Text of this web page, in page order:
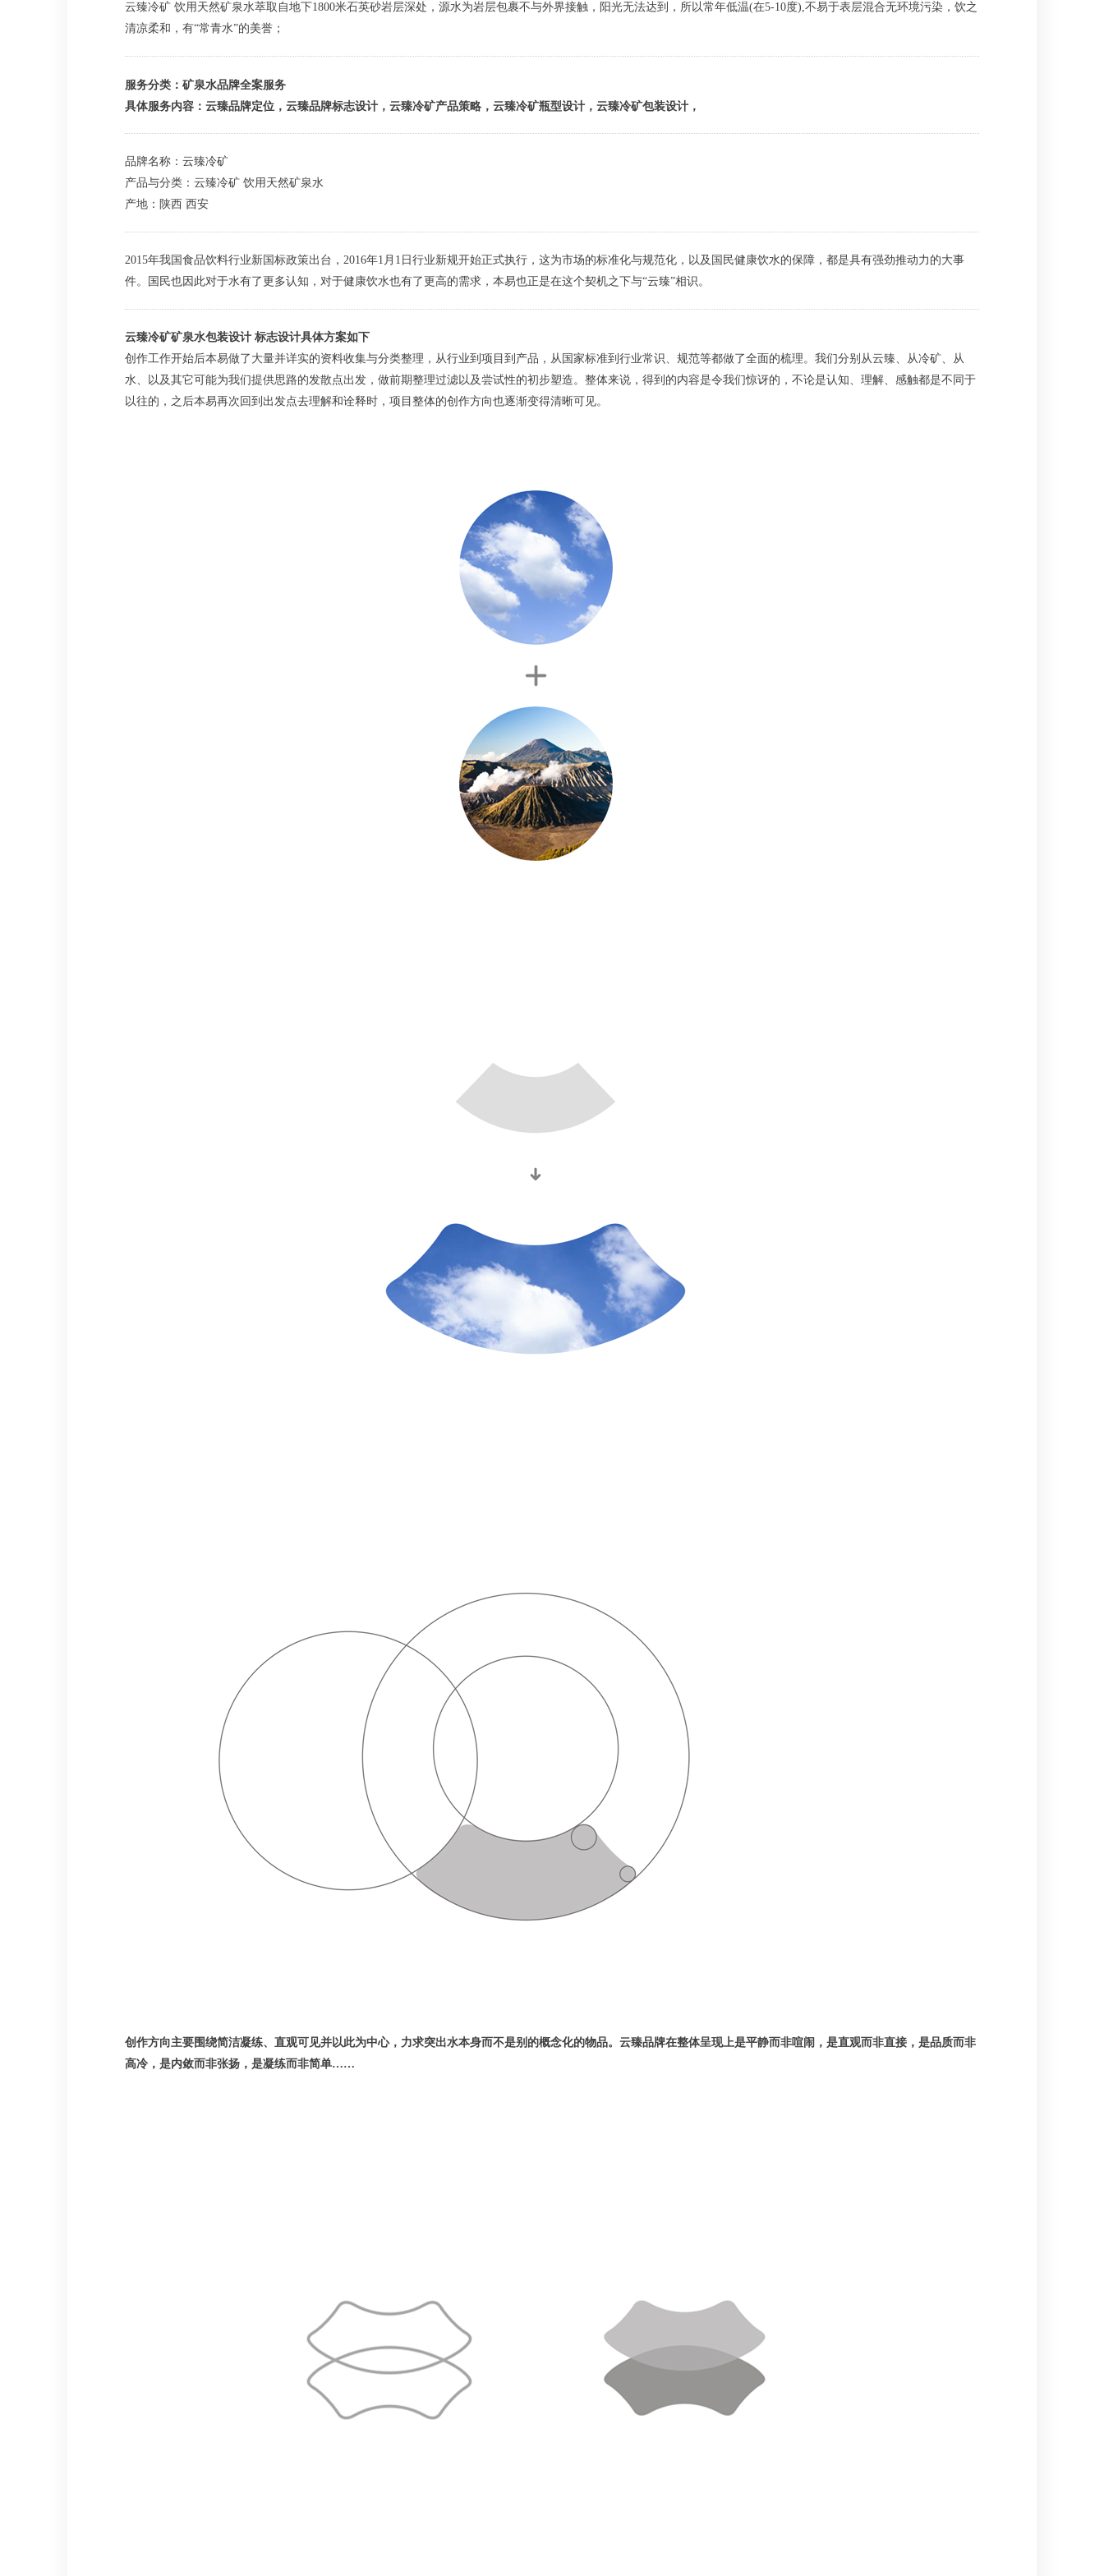
云臻冷矿 饮用天然矿泉水萃取自地下1800米石英砂岩层深处，源水为岩层包裹不与外界接触，阳光无法达到，所以常年低温(在5-10度),不易于表层混合无环境污染，饮之
清凉柔和，有“常青水”的美誉；
服务分类：矿泉水品牌全案服务
具体服务内容：云臻品牌定位，云臻品牌标志设计，云臻冷矿产品策略，云臻冷矿瓶型设计，云臻冷矿包装设计，
品牌名称：云臻冷矿
产品与分类：云臻冷矿 饮用天然矿泉水
产地：陕西 西安
2015年我国食品饮料行业新国标政策出台，2016年1月1日行业新规开始正式执行，这为市场的标准化与规范化，以及国民健康饮水的保障，都是具有强劲推动力的大事
件。国民也因此对于水有了更多认知，对于健康饮水也有了更高的需求，本易也正是在这个契机之下与“云臻”相识。
云臻冷矿矿泉水包装设计 标志设计具体方案如下
创作工作开始后本易做了大量并详实的资料收集与分类整理，从行业到项目到产品，从国家标准到行业常识、规范等都做了全面的梳理。我们分别从云臻、从冷矿、从
水、以及其它可能为我们提供思路的发散点出发，做前期整理过滤以及尝试性的初步塑造。整体来说，得到的内容是令我们惊讶的，不论是认知、理解、感触都是不同于
以往的，之后本易再次回到出发点去理解和诠释时，项目整体的创作方向也逐渐变得清晰可见。
创作方向主要围绕简洁凝练、直观可见并以此为中心，力求突出水本身而不是别的概念化的物品。云臻品牌在整体呈现上是平静而非喧闹，是直观而非直接，是品质而非
高冷，是内敛而非张扬，是凝练而非简单……